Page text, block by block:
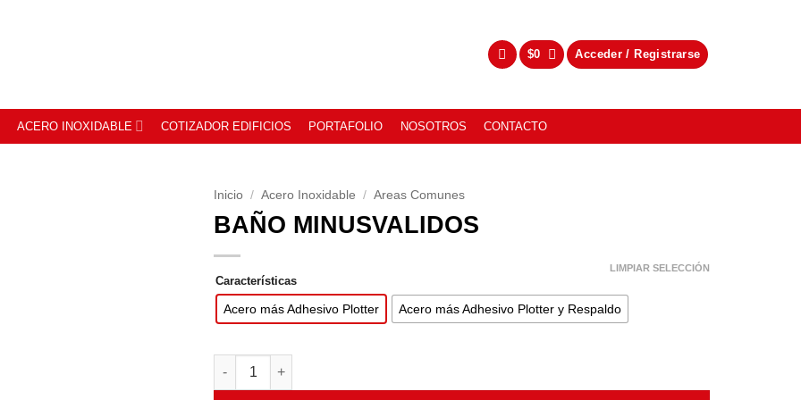
$0 Acceder / Registrarse
ACERO INOXIDABLE COTIZADOR EDIFICIOS PORTAFOLIO NOSOTROS CONTACTO
Inicio / Acero Inoxidable / Areas Comunes
BAÑO MINUSVALIDOS
Características
Acero más Adhesivo Plotter Acero más Adhesivo Plotter y Respaldo
LIMPIAR SELECCIÓN